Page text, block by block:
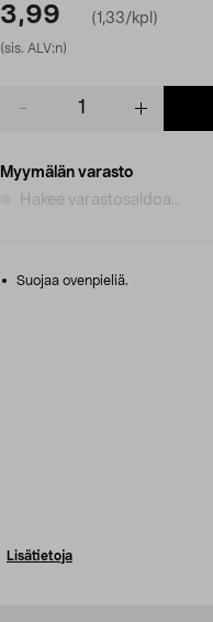
3,99 (1,33/kpl)
(sis. ALV:n)
Myymälän varasto
Hakee varastosaldoa...
Suojaa ovenpieliä.
Lisätietoja